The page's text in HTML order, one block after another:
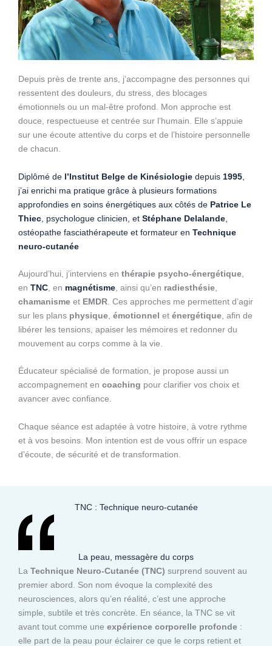
Depuis près de trente ans, j’accompagne des personnes qui
ressentent des douleurs, du stress, des blocages
émotionnels ou un mal-être profond. Mon approche est
douce, respectueuse et centrée sur l’humain. Elle s’appuie
sur une écoute attentive du corps et de l’histoire personnelle
de chacun.
Diplômé de l’Institut Belge de Kinésiologie depuis 1995
j’ai enrichi ma pratique grâce à plusieurs formations
approfondies en soins énergétiques aux côtés de Patrice Le
Thiec , psychologue clinicien, et Stéphane Delalande
ostéopathe fasciathérapeute et formateur en Technique
neuro-cutanée
Aujourd’hui, j’interviens en thérapie psycho-énergétique
en TNC , en magnétisme , ainsi qu’en radiesthésie
chamanisme et EMDR . Ces approches me permettent d’agir
sur les plans physique émotionnel et énergétique , afin de
libérer les tensions, apaiser les mémoires et redonner du
mouvement au corps comme à la vie.
Éducateur spécialisé de formation, je propose aussi un
accompagnement en coaching pour clarifier vos choix et
avancer avec confiance.
Chaque séance est adaptée à votre histoire, à votre rythme
et à vos besoins. Mon intention est de vous offrir un espace
d’écoute, de sécurité et de transformation.
TNC : Technique neuro-cutanée
La peau, messagère du corps
La Technique Neuro-Cutanée (TNC) surprend souvent au
premier abord. Son nom évoque la complexité des
neurosciences, alors qu’en réalité, c’est une approche
simple, subtile et très concrète. En séance, la TNC se vit
avant tout comme une expérience corporelle profonde :
elle part de la peau pour éclairer ce que le corps retient et